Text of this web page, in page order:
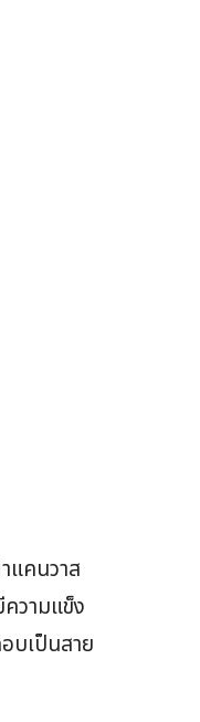
แคนวาส
วามแข็ง
บเป็นสาย